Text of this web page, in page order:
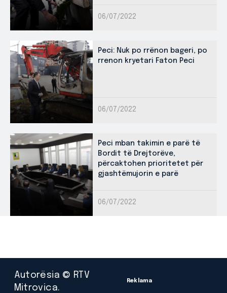
06/07/2022
Peci: Nuk po rrënon bageri, po
rrenon kryetari Faton Peci
06/07/2022
Peci mban takimin e parë të
Bordit të Drejtorëve,
përcaktohen prioritetet për
gjashtëmujorin e parë
06/07/2022
Autorësia © RTV
Mitrovica.
Reklama